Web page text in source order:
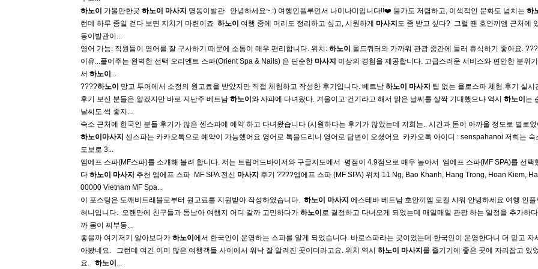
하노이 가볼만한곳 하노이 마사지 명동이발관 ​ ​ 안녕하세요~ :) 여행인플루언서 나미나미입니다!!❤️ 물가도 저렴하고, 이색적인 문화도 넘치는 하
런데 하루 종일 걷다 보면 지치기 마련이죠 ​ 하노이 여행 중에 머리도 정리하고 싶고, 시원하게 마사지 도 좀 받고 싶다? ​ 그럴 땐 호안끼엠 근처에
동이발관이...
영어 가능: 직원들이 영어를 잘 구사하기 때문에 소통이 매우 편리합니다. 위치: 하노이 올드쿼터와 가까워 관광 중간에 들러 휴식하기 좋아요.
이유...풀어주는 완벽한 선택 오리엔트 스파(Orient Spa & Nails) 은 단순한 마사지 이상의 경험을 제공합니다. 고급스러운 서비스와 편안한 분위
서 하노이 ...
????하노이 망고 투어에서 소정의 원고료을 받았지만 직접 체험하고 작성한 후기입니다. 베트남 하노이 마사지 팁 없는 욜로스파 체험 후기 실시
후기 보신 분들은 알겠지만 바로 지난주 베트남 하노이 와 사파에 다녀왔다. 겨울이고 건기라고 해서 맑은 날씨를 살짝 기대했으나 역시 하노이 는
날씨도 썩 좋지...
숙소 근처에 한국인 분들 후기가 많은 센스파에 예약 하고 다녀왔습니다 (시원하다는 후기가 많았는데 저희는.. 시간과 돈이 아까울 정도로 별로
하노이 마사지 센스파는 카카오톡으로 예약이 가능했어요 영어로 톡을드리니 영어로 답변이 오셨어요 ​ 카카오톡 아이디 : senspahanoi 저희는 숙
도보로 3...
엠에프 스파(MF스파)를 소개해 볼려 합니다. 저는 트립어드바이저와 구글지도에서 ​ 평점이 4.9점으로 매우 높아서 ​ 엠에프 스파(MF SPA)를 선택
다 하노이 마사지 추천 엠에프 스파 ​ MF SPA 전신 마사지 후기 ????엠에프 스파 (MF SPA) 위치 11 Ng, Bao Khanh, Hang Trong, Hoan Kiem,
00000 Vietnam MF Spa...
이 포스팅은 도깨비트래블로부터 원고료를 지원받아 작성하였습니다. ​ 하노이 마사지 에스테바 베트남 호안끼엠 로컬 샤워 안녕하세요 여행 인플
혀니입니다. ​ 오랜만에 친구들과 동남아 여행지 어디 갈까 고민하다가 하노이 로 결정하고 다녀오게 되었는데 매일매일 관광 하는 일정을 추가하
까 몸이 찌부둥...
좋을까 여기저기 알아보다가 하노이 에서 한국인이 운영하는 스파를 알게 되었습니다. 바로스파라는 곳이었는데 한국인이 운영한다니 더 믿고 자
아봤네요. ​ ​ 그런데 여긴 이미 많은 여행객들 사이에서 워낙 잘 알려진 곳이더라고요. 위치 역시 하노이 마사지 를 즐기기에 좋은 곳에 자리잡고 있
요. ​ ​ 하노이 ...